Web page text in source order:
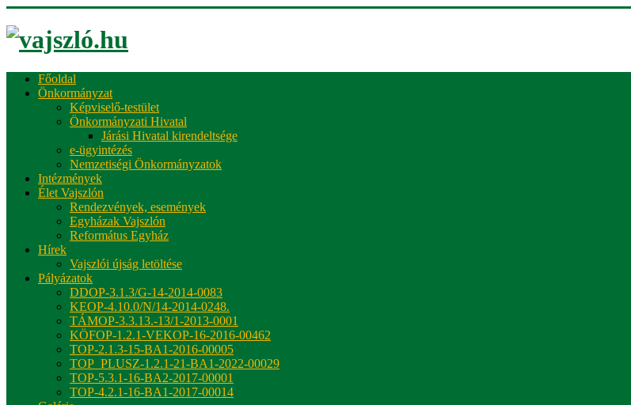
Főoldal
Önkormányzat
Képviselő-testület
Önkormányzati Hivatal
Járási Hivatal kirendeltsége
e-ügyintézés
Nemzetiségi Önkormányzatok
Intézmények
Élet Vajszlón
Rendezvények, események
Egyházak Vajszlón
Református Egyház
Hírek
Vajszlói újság letöltése
Pályázatok
DDOP-3.1.3/G-14-2014-0083
KEOP-4.10.0/N/14-2014-0248.
TÁMOP-3.3.13.-13/1-2013-0001
KÖFOP-1.2.1-VEKOP-16-2016-00462
TOP-2.1.3-15-BA1-2016-00005
TOP_PLUSZ-1.2.1-21-BA1-2022-00029
TOP-5.3.1-16-BA2-2017-00001
TOP-4.2.1-16-BA1-2017-00014